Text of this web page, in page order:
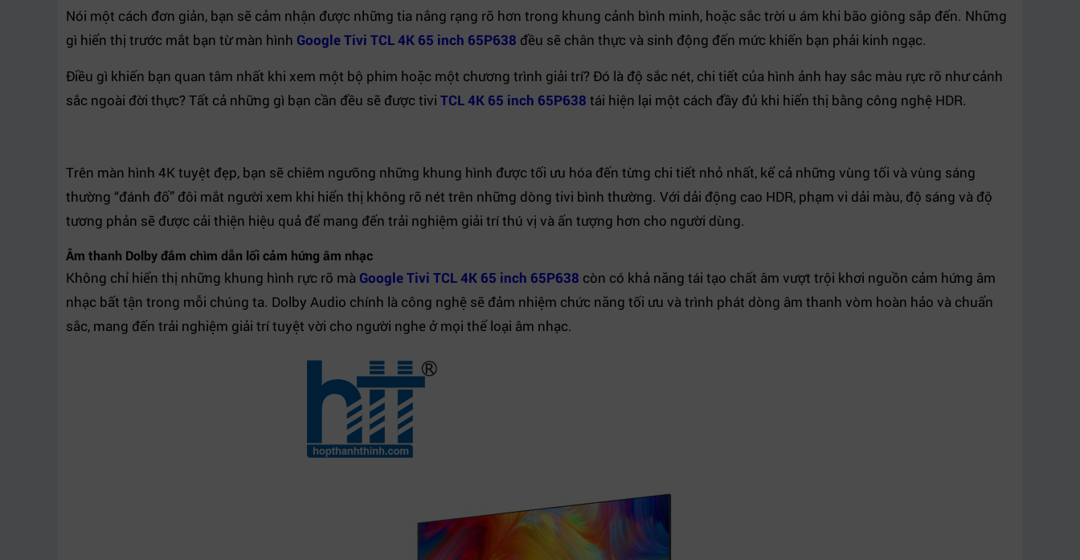
Nói một cách đơn giản, bạn sẽ cảm nhận được những tia nắng rạng rỡ hơn trong khung cảnh bình minh, hoặc sắc trời u ám khi bão giông sắp đến. Những
gì hiển thị trước mắt bạn từ màn hình Google Tivi TCL 4K 65 inch 65P638 đều sẽ chân thực và sinh động đến mức khiến bạn phải kinh ngạc.
Điều gì khiến bạn quan tâm nhất khi xem một bộ phim hoặc một chương trình giải trí? Đó là độ sắc nét, chi tiết của hình ảnh hay sắc màu rực rỡ như cảnh
sắc ngoài đời thực? Tất cả những gì bạn cần đều sẽ được tivi TCL 4K 65 inch 65P638 tái hiện lại một cách đầy đủ khi hiển thị bằng công nghệ HDR.
Trên màn hình 4K tuyệt đẹp, bạn sẽ chiêm ngưỡng những khung hình được tối ưu hóa đến từng chi tiết nhỏ nhất, kể cả những vùng tối và vùng sáng
thường “đánh đố” đôi mắt người xem khi hiển thị không rõ nét trên những dòng tivi bình thường. Với dải động cao HDR, phạm vi dải màu, độ sáng và độ
tương phản sẽ được cải thiện hiệu quả để mang đến trải nghiệm giải trí thú vị và ấn tượng hơn cho người dùng.
Âm thanh Dolby đắm chìm dẫn lối cảm hứng âm nhạc
Không chỉ hiển thị những khung hình rực rỡ mà Google Tivi TCL 4K 65 inch 65P638 còn có khả năng tái tạo chất âm vượt trội khơi nguồn cảm hứng âm
nhạc bất tận trong mỗi chúng ta. Dolby Audio chính là công nghệ sẽ đảm nhiệm chức năng tối ưu và trình phát dòng âm thanh vòm hoàn hảo và chuẩn
sắc, mang đến trải nghiệm giải trí tuyệt vời cho người nghe ở mọi thể loại âm nhạc.